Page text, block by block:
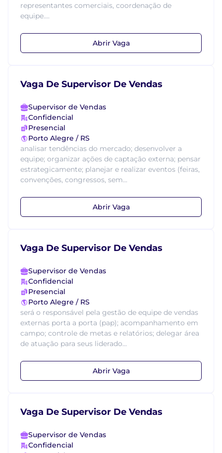
representantes comerciais, coordenação de
equipe....
Abrir Vaga
Vaga De Supervisor De Vendas
Supervisor de Vendas
Confidencial
Presencial
Porto Alegre / RS
analisar tendências do mercado; desenvolver a
equipe; organizar ações de captação externa; pensar
estrategicamente; planejar e realizar eventos (feiras,
convenções, congressos, sem...
Abrir Vaga
Vaga De Supervisor De Vendas
Supervisor de Vendas
Confidencial
Presencial
Porto Alegre / RS
será o responsável pela gestão de equipe de vendas
externas porta a porta (pap); acompanhamento em
campo; controle de metas e relatórios; delegar área
de atuação para seus liderado...
Abrir Vaga
Vaga De Supervisor De Vendas
Supervisor de Vendas
Confidencial